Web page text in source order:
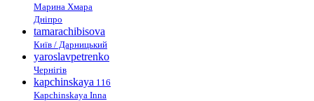
Марина Хмара
Дніпро
tamarachibisova
Київ / Дарницький
yaroslavpetrenko
Чернігів
kapchinskaya 116
Kapchinskaya Inna